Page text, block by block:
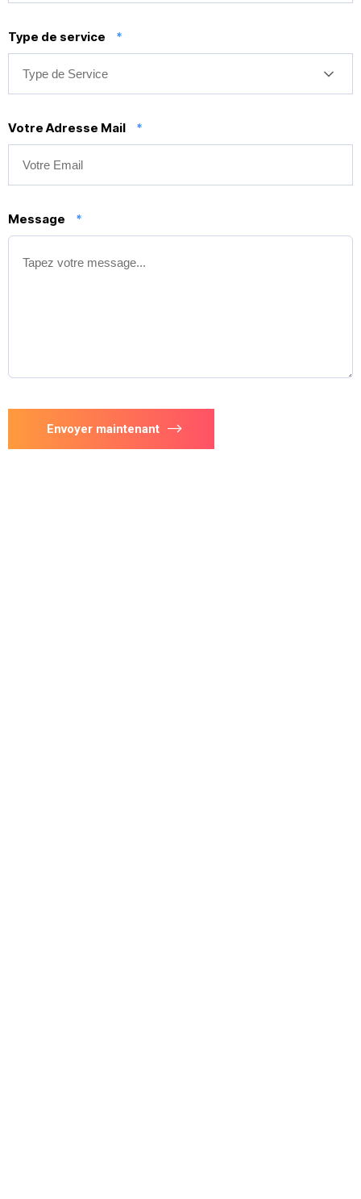
Type de service *
Type de Service
Votre Adresse Mail *
Message *
Envoyer maintenant